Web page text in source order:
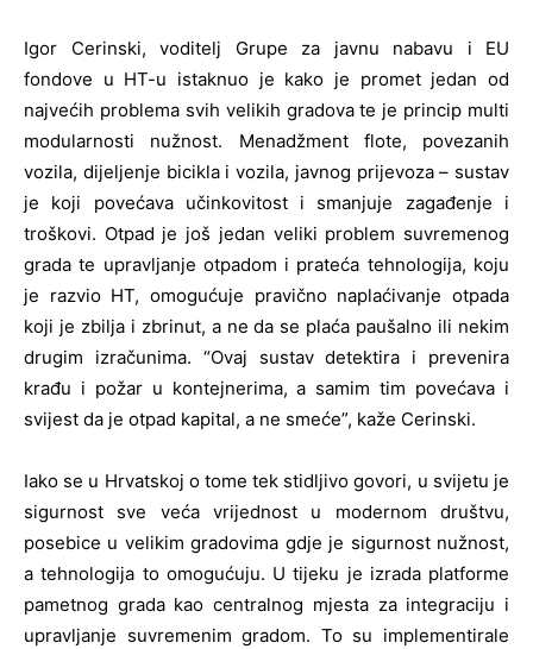
Igor Cerinski, voditelj Grupe za javnu nabavu i EU
fondove u HT-u istaknuo je kako je promet jedan od
najvećih problema svih velikih gradova te je princip multi
modularnosti nužnost. Menadžment flote, povezanih
vozila, dijeljenje bicikla i vozila, javnog prijevoza – sustav
je koji povećava učinkovitost i smanjuje zagađenje i
troškovi. Otpad je još jedan veliki problem suvremenog
grada te upravljanje otpadom i prateća tehnologija, koju
je razvio HT, omogućuje pravično naplaćivanje otpada
koji je zbilja i zbrinut, a ne da se plaća paušalno ili nekim
drugim izračunima. “Ovaj sustav detektira i prevenira
krađu i požar u kontejnerima, a samim tim povećava i
svijest da je otpad kapital, a ne smeće”, kaže Cerinski.
Iako se u Hrvatskoj o tome tek stidljivo govori, u svijetu je
sigurnost sve veća vrijednost u modernom društvu,
posebice u velikim gradovima gdje je sigurnost nužnost,
a tehnologija to omogućuju. U tijeku je izrada platforme
pametnog grada kao centralnog mjesta za integraciju i
upravljanje suvremenim gradom. To su implementirale